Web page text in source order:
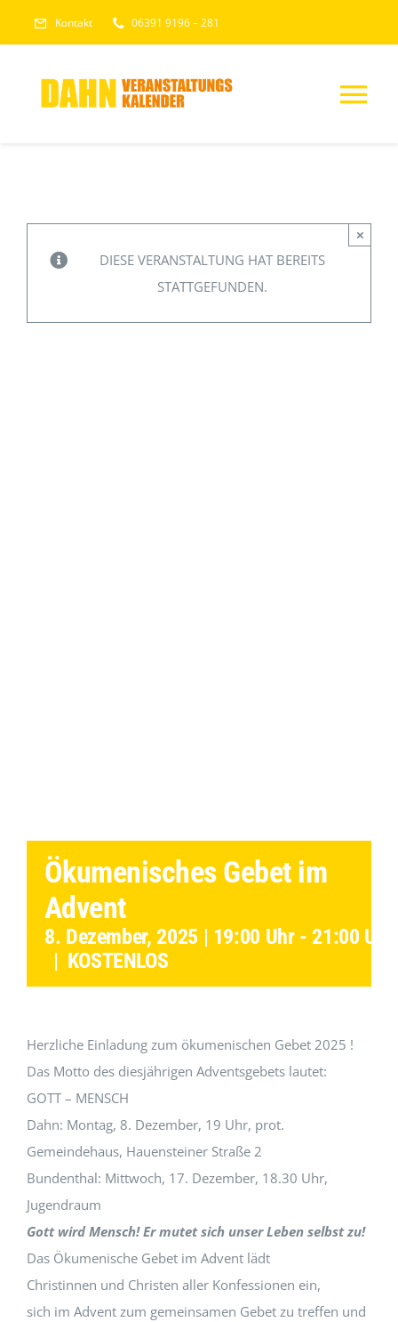
Kontakt 06391 9196 – 281
DIESE VERANSTALTUNG HAT BEREITS
STATTGEFUNDEN.
×
Ökumenisches Gebet im
Advent
8. Dezember, 2025 | 19:00 Uhr-21:00 Uhr
| KOSTENLOS
Herzliche Einladung zum ökumenischen Gebet 2025 !
Das Motto des diesjährigen Adventsgebets lautet:
GOTT – MENSCH
Dahn: Montag, 8. Dezember, 19 Uhr, prot.
Gemeindehaus, Hauensteiner Straße 2
Bundenthal: Mittwoch, 17. Dezember, 18.30 Uhr,
Jugendraum
Gott wird Mensch! Er mutet sich unser Leben selbst zu!
Das Ökumenische Gebet im Advent lädt
Christinnen und Christen aller Konfessionen ein,
sich im Advent zum gemeinsamen Gebet zu treffen und